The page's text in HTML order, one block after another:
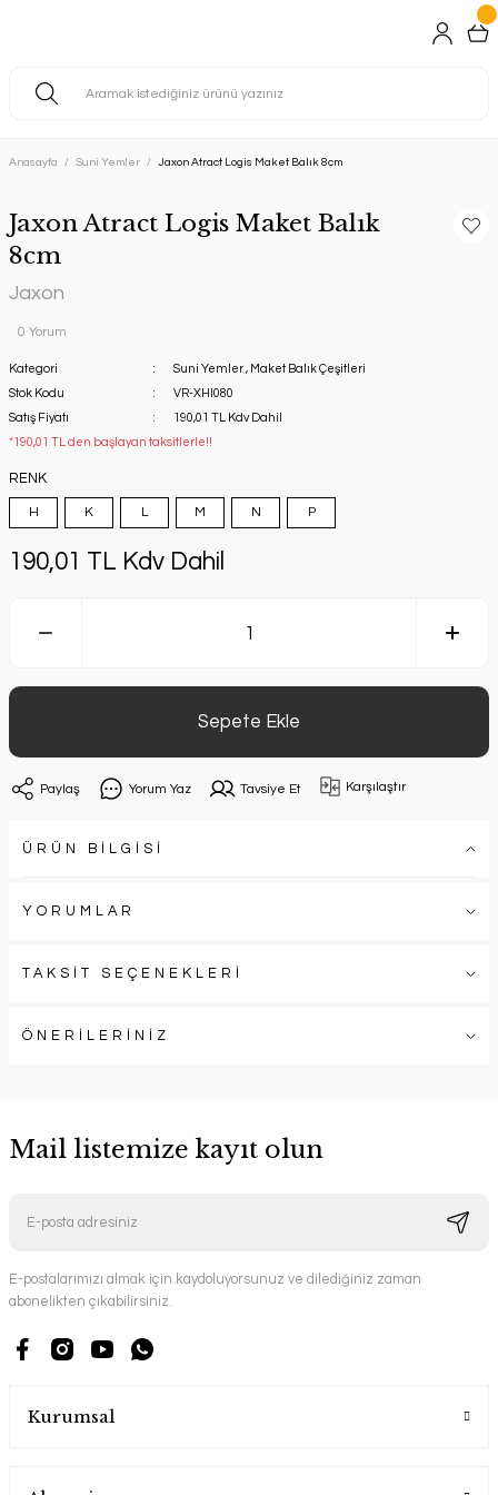
Anasayfa Suni Yemler Jaxon Atract Logis Maket Balık 8cm
Jaxon Atract Logis Maket Balık
8cm
Jaxon
0 Yorum
Kategori Suni Yemler , Maket Balık Çeşitleri
Stok Kodu
VR-XHI080
Satış Fiyatı
190,01 TL Kdv Dahil
*190,01 TL den başlayan taksitlerle!!
RENK
H K L M N P
190,01 TL Kdv Dahil
Sepete Ekle
Paylaş Yorum Yaz Tavsiye Et Karşılaştır
ÜRÜN BİLGİSİ
YORUMLAR
TAKSİT SEÇENEKLERİ
ÖNERİLERİNİZ
Mail listemize kayıt olun
E-postalarımızı almak için kaydoluyorsunuz ve dilediğiniz zaman
abonelikten çıkabilirsiniz.
Kurumsal